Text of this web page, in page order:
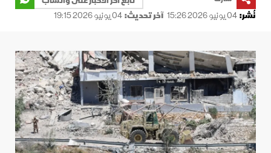
نُشر:04 يونيو 2026 15:26 آخر تحديث:04 يونيو 2026 19:15